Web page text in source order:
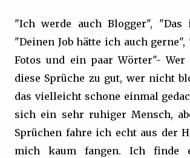
"Ich werde auch Blogger",
"Deinen Job hätte ich auch
Fotos und ein paar Wörter"-
diese Sprüche zu gut, wer nicht
das vielleicht schone einmal
sich ein sehr ruhiger Mensch,
Sprüchen fahre ich echt aus der
mich kaum fangen. Ich finde